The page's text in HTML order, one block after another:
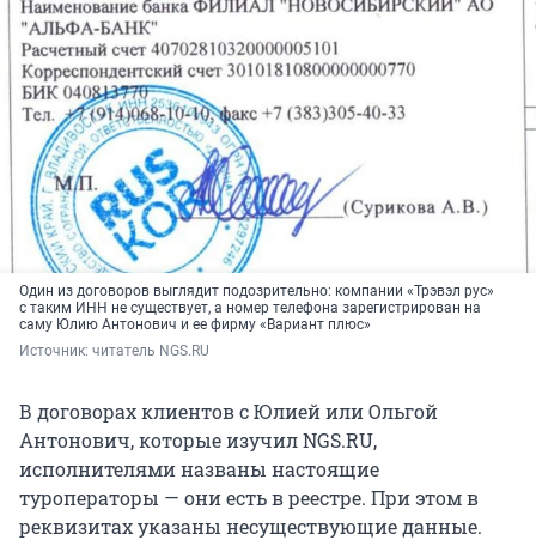
Один из договоров выглядит подозрительно: компании «Трэвэл рус»
с таким ИНН не существует, а номер телефона зарегистрирован на
саму Юлию Антонович и ее фирму «Вариант плюс»
Источник: читатель NGS.RU
В договорах клиентов с Юлией или Ольгой
Антонович, которые изучил NGS.RU,
исполнителями названы настоящие
туроператоры — они есть в реестре. При этом в
реквизитах указаны несуществующие данные.